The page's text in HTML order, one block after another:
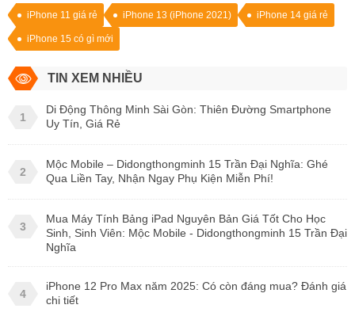
iPhone 11 giá rẻ iPhone 13 (iPhone 2021) iPhone 14 giá rẻ
iPhone 15 có gì mới
TIN XEM NHIỀU
1
Di Động Thông Minh Sài Gòn: Thiên Đường Smartphone
Uy Tín, Giá Rẻ
2
Mộc Mobile – Didongthongminh 15 Trần Đại Nghĩa: Ghé
Qua Liền Tay, Nhận Ngay Phụ Kiện Miễn Phí!
3
Mua Máy Tính Bảng iPad Nguyên Bản Giá Tốt Cho Học
Sinh, Sinh Viên: Mộc Mobile - Didongthongminh 15 Trần Đại
Nghĩa
4
iPhone 12 Pro Max năm 2025: Có còn đáng mua? Đánh giá
chi tiết